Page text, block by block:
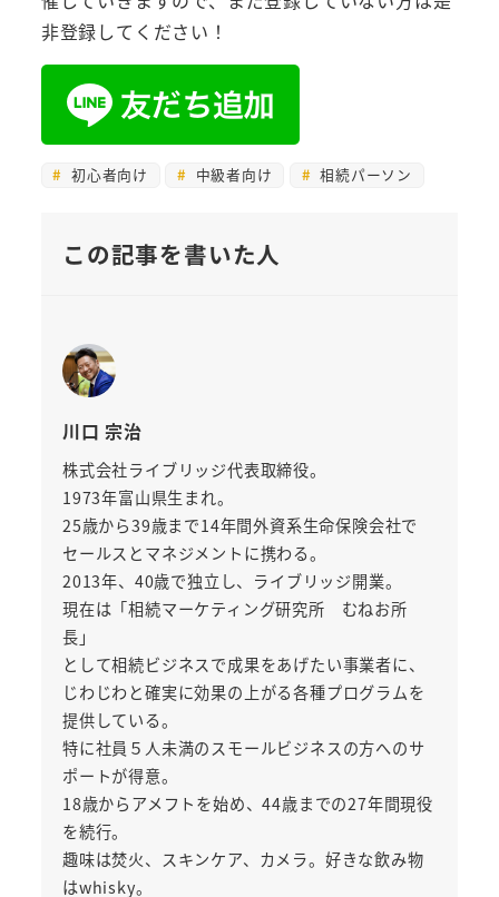
非登録してください！
初心者向け 中級者向け 相続パーソン
この記事を書いた人
川口 宗治
株式会社ライブリッジ代表取締役。
1973年富山県生まれ。
25歳から39歳まで14年間外資系生命保険会社で
セールスとマネジメントに携わる。
2013年、40歳で独立し、ライブリッジ開業。
現在は「相続マーケティング研究所 むねお所
長」
として相続ビジネスで成果をあげたい事業者に、
じわじわと確実に効果の上がる各種プログラムを
提供している。
特に社員５人未満のスモールビジネスの方へのサ
ポートが得意。
18歳からアメフトを始め、44歳までの27年間現役
を続行。
趣味は焚火、スキンケア、カメラ。好きな飲み物
はwhisky。